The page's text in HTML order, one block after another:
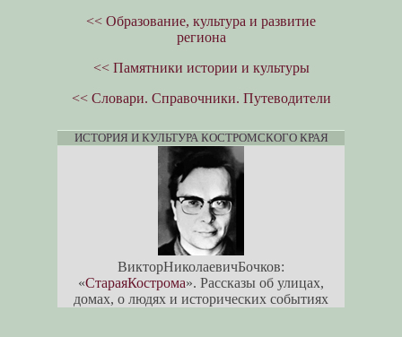
<< Образование, культура и развитие
региона
<< Памятники истории и культуры
<< Словари. Справочники. Путеводители
ИСТОРИЯ И КУЛЬТУРА КОСТРОМСКОГО КРАЯ
ВикторНиколаевичБочков:
«СтараяКострома». Рассказы об улицах,
домах, о людях и исторических событиях